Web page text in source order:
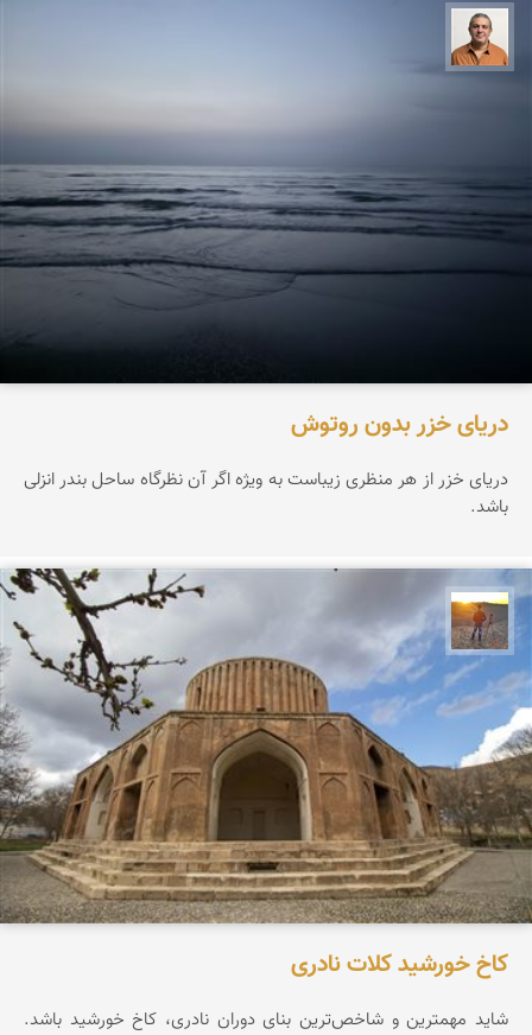
دریای خزر بدون روتوش
دریای خزر از هر منظری زیباست به ویژه اگر آن نظرگاه ساحل بندر انزلی
باشد.
مهدی مخلصیان
کاخ خورشید کلات نادری
شاید مهمترین و شاخص‌ترین بنای دوران نادری، کاخ خورشید باشد.